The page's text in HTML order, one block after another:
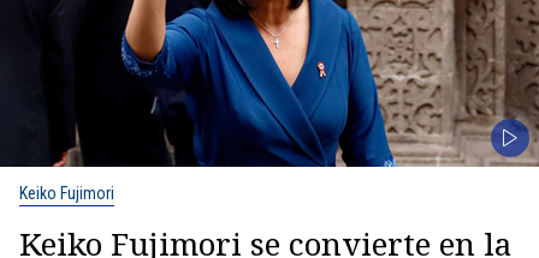
Keiko Fujimori
Keiko Fujimori se convierte en la